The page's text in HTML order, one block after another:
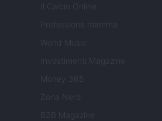
Il Calcio Online
Professione mamma
World Music
Investimenti Magazine
Money 365
Zona Nerd
B2B Magazine